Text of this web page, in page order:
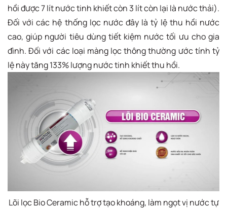
hồi được 7 lít nước tinh khiết còn 3 lít còn lại là nước thải).
Đối với các hệ thống lọc nước đây là tỷ lệ thu hồi nước
cao, giúp người tiêu dùng tiết kiệm nước tối ưu cho gia
đình. Đối với các loại màng lọc thông thường ước tính tỷ
lệ này tăng 133% lượng nước tinh khiết thu hồi.
Lõi lọc Bio Ceramic hỗ trợ tạo khoáng, làm ngọt vị nước tự